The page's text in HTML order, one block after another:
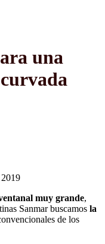
una
muy grande,
Sanmar buscamos la
de los